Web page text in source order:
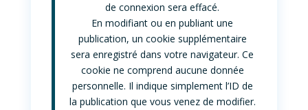
de connexion sera effacé.
En modifiant ou en publiant une
publication, un cookie supplémentaire
sera enregistré dans votre navigateur. Ce
cookie ne comprend aucune donnée
personnelle. Il indique simplement l’ID de
la publication que vous venez de modifier.